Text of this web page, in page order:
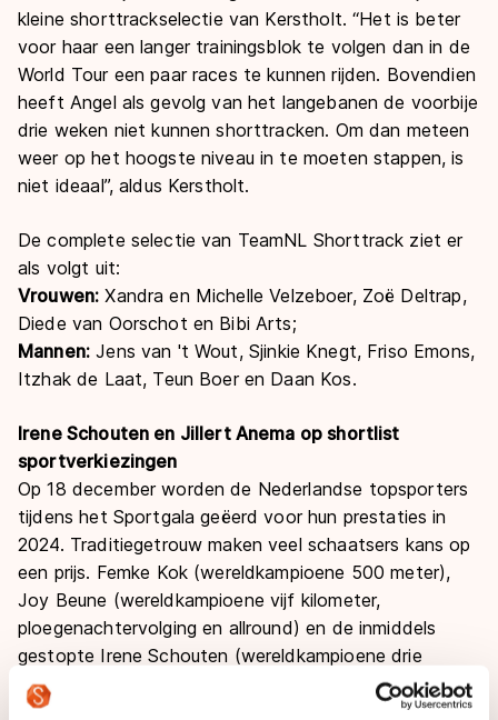
kleine shorttrackselectie van Kerstholt. “Het is beter
voor haar een langer trainingsblok te volgen dan in de
World Tour een paar races te kunnen rijden. Bovendien
heeft Angel als gevolg van het langebanen de voorbije
drie weken niet kunnen shorttracken. Om dan meteen
weer op het hoogste niveau in te moeten stappen, is
niet ideaal”, aldus Kerstholt.
De complete selectie van TeamNL Shorttrack ziet er
als volgt uit:
Vrouwen: Xandra en Michelle Velzeboer, Zoë Deltrap,
Diede van Oorschot en Bibi Arts;
Mannen: Jens van 't Wout, Sjinkie Knegt, Friso Emons,
Itzhak de Laat, Teun Boer en Daan Kos.
Irene Schouten en Jillert Anema op shortlist
sportverkiezingen
Op 18 december worden de Nederlandse topsporters
tijdens het Sportgala geëerd voor hun prestaties in
2024. Traditiegetrouw maken veel schaatsers kans op
een prijs. Femke Kok (wereldkampioene 500 meter),
Joy Beune (wereldkampioene vijf kilometer,
ploegenachtervolging en allround) en de inmiddels
gestopte Irene Schouten (wereldkampioene drie
kilometer, mass start en ploegenachtervolging) staan
op de zogenoemde shortlist voor Sportvrouw van het